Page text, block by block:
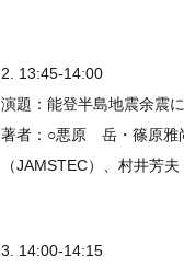
2. 13:45-14:00
演題：能登半島地震余震
著者：○悪原 岳・篠原雅
（JAMSTEC）、村井芳
3. 14:00-14:15